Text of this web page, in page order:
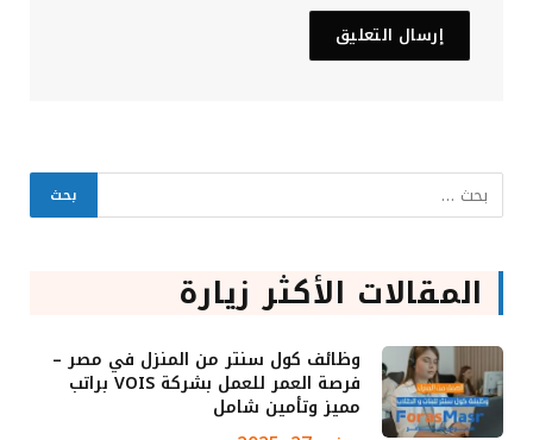
المقالات الأكثر زيارة
وظائف كول سنتر من المنزل في مصر –
فرصة العمر للعمل بشركة VOIS براتب
مميز وتأمين شامل